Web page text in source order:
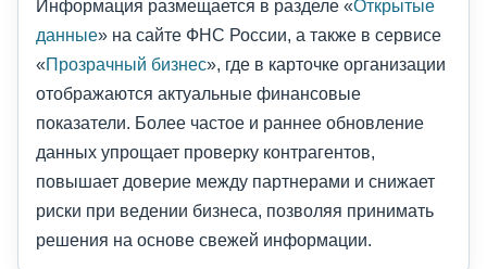
Информация размещается в разделе «Открытые
данные» на сайте ФНС России, а также в сервисе
«Прозрачный бизнес», где в карточке организации
отображаются актуальные финансовые
показатели. Более частое и раннее обновление
данных упрощает проверку контрагентов,
повышает доверие между партнерами и снижает
риски при ведении бизнеса, позволяя принимать
решения на основе свежей информации.